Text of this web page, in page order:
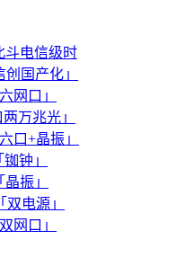
斗电信级时
国产化」
网口」
万兆光」
口+晶振」
钟」
振」
双电源」
网口」